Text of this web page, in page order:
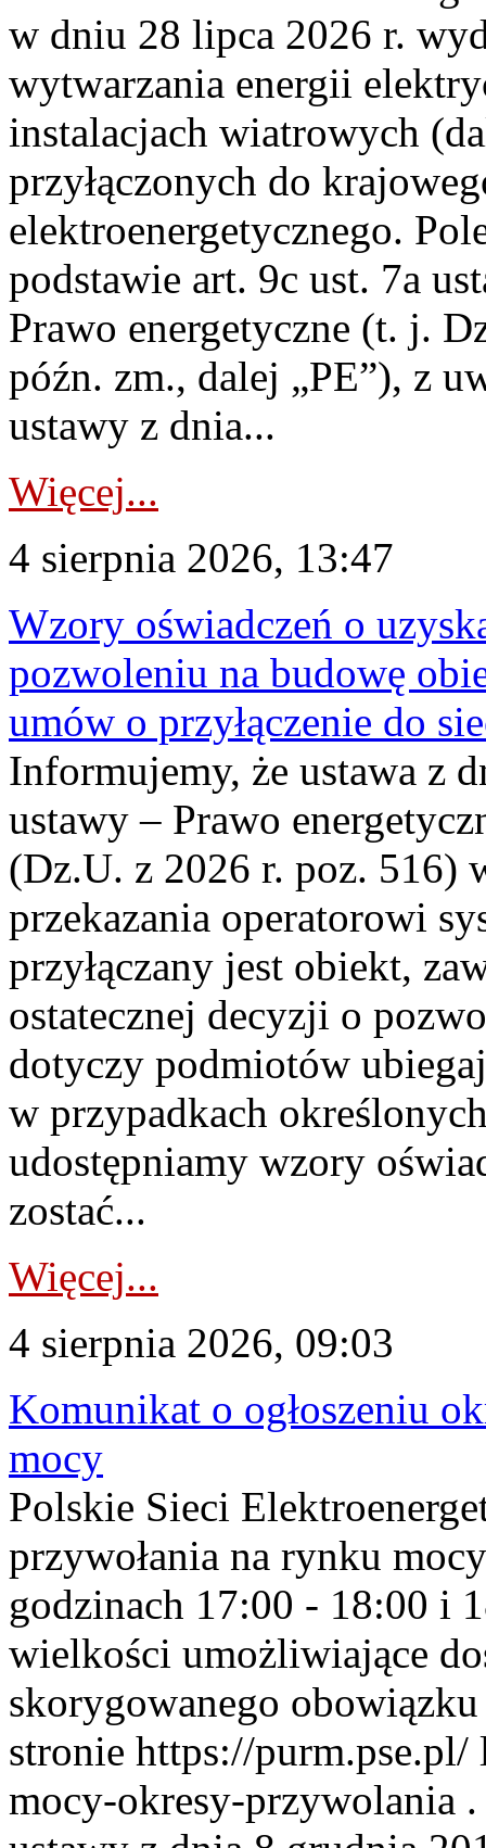
w dniu 28 lipca 2026 r.
wytwarzania energii
instalacjach wiatrowych
przyłączonych do
elektroenergetycznego.
podstawie art. 9c ust. 7a
Prawo energetyczne (t. j.
późn. zm., dalej „PE”), z
ustawy z dnia...
Więcej...
4 sierpnia 2026, 13:47
Wzory oświadczeń o
pozwoleniu na budowę
umów o przyłączenie do
Informujemy, że ustawa z
ustawy – Prawo
(Dz.U. z 2026 r. poz. 516)
przekazania operatorowi
przyłączany jest obiekt,
ostatecznej decyzji o
dotyczy podmiotów
w przypadkach
udostępniamy wzory
zostać...
Więcej...
4 sierpnia 2026, 09:03
Komunikat o ogłoszeniu
mocy
Polskie Sieci
przywołania na rynku
godzinach 17:00 - 18:00 i
wielkości umożliwiające
skorygowanego
stronie https://
mocy-okresy-przywolania